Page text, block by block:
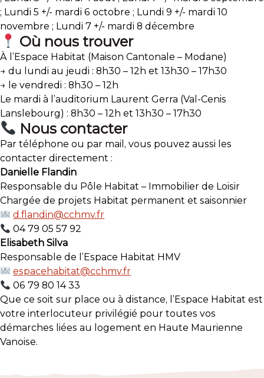
; Lundi 5 +/- mardi 6 octobre ; Lundi 9 +/- mardi 10
novembre ; Lundi 7 +/- mardi 8 décembre
Où nous trouver
À l’Espace Habitat (Maison Cantonale – Modane)
→ du lundi au jeudi : 8h30 – 12h et 13h30 – 17h30
→ le vendredi : 8h30 – 12h
Le mardi à l’auditorium Laurent Gerra (Val-Cenis
Lanslebourg) : 8h30 – 12h et 13h30 – 17h30
Nous contacter
Par téléphone ou par mail, vous pouvez aussi les
contacter directement :
Danielle Flandin
Responsable du Pôle Habitat – Immobilier de Loisir
Chargée de projets Habitat permanent et saisonnier
d.flandin@cchmv.fr
04 79 05 57 92
Elisabeth Silva
Responsable de l’Espace Habitat HMV
espacehabitat@cchmv.fr
06 79 80 14 33
Que ce soit sur place ou à distance, l’Espace Habitat est
votre interlocuteur privilégié pour toutes vos
démarches liées au logement en Haute Maurienne
Vanoise.